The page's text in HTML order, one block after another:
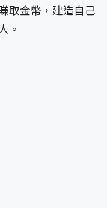
取金幣，建造自己
。